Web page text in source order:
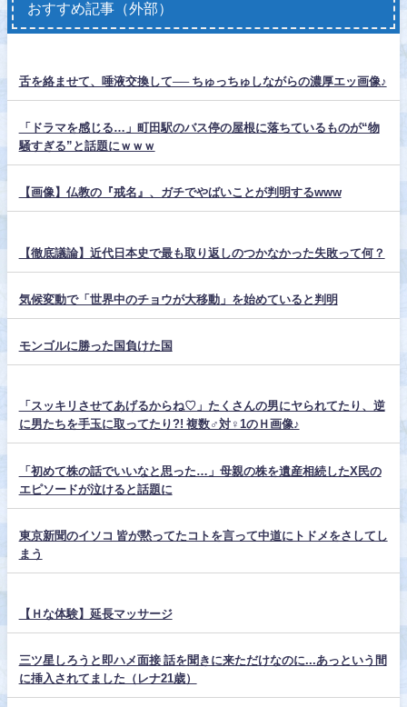
おすすめ記事（外部）
舌を絡ませて、唾液交換して── ちゅっちゅしながらの濃厚エッ画像♪
「ドラマを感じる…」町田駅のバス停の屋根に落ちているものが“物
騒すぎる”と話題にｗｗｗ
【画像】仏教の『戒名』、ガチでやばいことが判明するwww
【徹底議論】近代日本史で最も取り返しのつかなかった失敗って何？
気候変動で「世界中のチョウが大移動」を始めていると判明
モンゴルに勝った国負けた国
「スッキリさせてあげるからね♡」たくさんの男にヤられてたり、逆
に男たちを手玉に取ってたり?! 複数♂対♀1のＨ画像♪
「初めて株の話でいいなと思った…」母親の株を遺産相続したX民の
エピソードが泣けると話題に
東京新聞のイソコ 皆が黙ってたコトを言って中道にトドメをさしてし
まう
【Ｈな体験】延長マッサージ
三ツ星しろうと即ハメ面接 話を聞きに来ただけなのに...あっという間
に挿入されてました（レナ21歳）